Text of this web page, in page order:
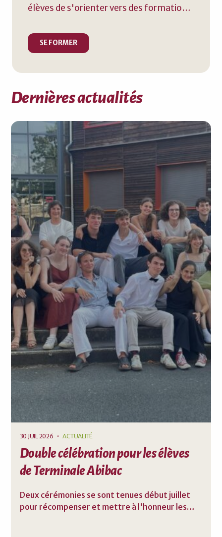
élèves de s'orienter vers des formations
projets professionnels.
SE FORMER
Dernières actualités
30 JUIL 2026 •ACTUALITÉ
Double célébration pour les élèves
de Terminale Abibac
Deux cérémonies se sont tenues début juillet
pour récompenser et mettre à l'honneur les